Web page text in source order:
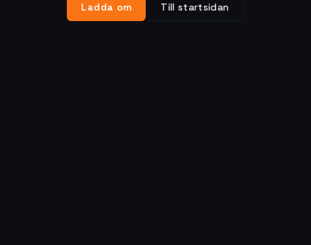
Ladda om Till startsidan